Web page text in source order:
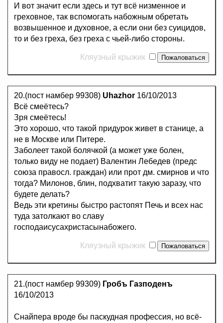
И вот значит если здесь и тут всё низменное и
греховное, так вспомогать набожным обретать
возвышенное и духовное, а если они без суицидов,
то и без греха, без греха с чьей-либо стороны.
Кляузный крыжик
20.(пост намбер 99308) Uhazhor 16/10/2013
Всё смеётесь?
Зря смеётесь!
Это хорошо, что такой придурок живет в станице, а
не в Москве или Питере.
Заболеет такой болячкой (а может уже болен,
только виду не подает) Валентин Лебедев (предс
союза правосл. граждан) или прот дм. смирнов и что
тогда? Милонов, блин, подхватит такую заразу, что
будете делать?
Ведь эти кретины быстро растопят Печь и всех нас
туда затолкают во славу
господаисусахристасынабожего.
Кляузный крыжик
21.(пост намбер 99309) Гробъ Газподенъ
16/10/2013
Снайпера вроде бы паскудная профессия, но всё-